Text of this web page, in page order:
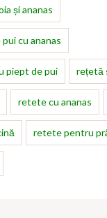
și ananas
cu ananas
piept de pui rețetă
retete cu ananas
retete pentru